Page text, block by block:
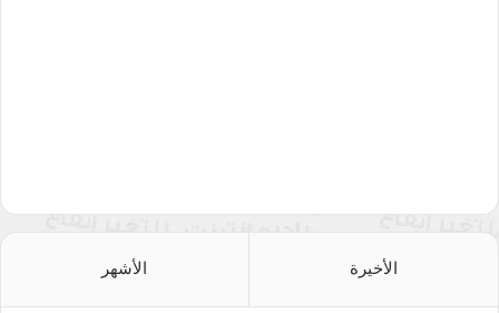
الأخيرة الأشهر